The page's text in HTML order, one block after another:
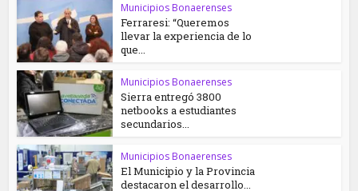
Municipios Bonaerenses
Ferraresi: “Queremos
llevar la experiencia de lo
que...
Municipios Bonaerenses
Sierra entregó 3800
netbooks a estudiantes
secundarios...
Municipios Bonaerenses
El Municipio y la Provincia
destacaron el desarrollo...